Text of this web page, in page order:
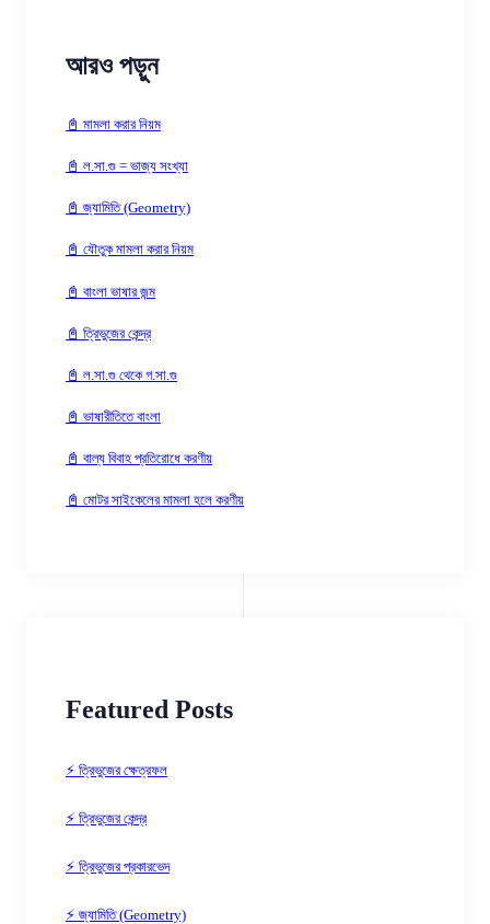
আরও পড়ুন
📓 মামলা করার নিয়ম
📓 ল.সা.গু = ভাজ্য সংখ্যা
📓 জ্যামিতি (Geometry)
📓 যৌতুক মামলা করার নিয়ম
📓 বাংলা ভাষার জন্ম
📓 ত্রিভুজের কেন্দ্র
📓 ল.সা.গু থেকে গ.সা.গু
📓 ভাষারীতিতে বাংলা
📓 বাল্য বিবাহ প্রতিরোধে করণীয়
📓 মোটর সাইকেলের মামলা হলে করণীয়
Featured Posts
⚡ ত্রিভুজের ক্ষেত্রফল
⚡ ত্রিভুজের কেন্দ্র
⚡ ত্রিভুজের প্রকারভেদ
⚡ জ্যামিতি (Geometry)